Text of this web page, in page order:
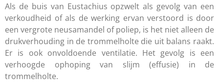
Als de buis van Eustachius opzwelt als gevolg van een
verkoudheid of als de werking ervan verstoord is door
een vergrote neusamandel of poliep, is het niet alleen de
drukverhouding in de trommelholte die uit balans raakt.
Er is ook onvoldoende ventilatie. Het gevolg is een
verhoogde ophoping van slijm (effusie) in de
trommelholte.